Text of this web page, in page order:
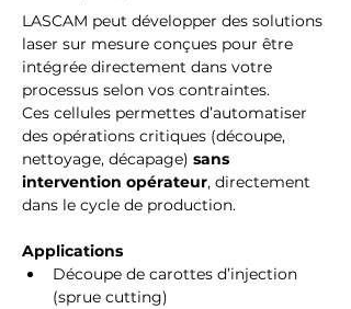
LASCAM peut développer des solutions
laser sur mesure conçues pour être
intégrée directement dans votre
processus selon vos contraintes.
Ces cellules permettes d’automatiser
des opérations critiques (découpe,
nettoyage, décapage) sans
intervention opérateur, directement
dans le cycle de production.
Applications
Découpe de carottes d’injection
(sprue cutting)